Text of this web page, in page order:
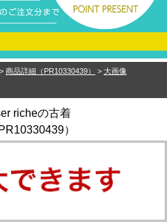
> 商品詳細（PR10330439） > 大画像
richeの古着
）